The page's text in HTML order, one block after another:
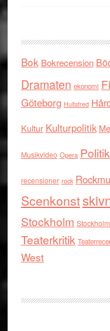
Bok Bokrecension
Dramaten ekonomi
Göteborg Hultsfred
Kultur Kulturpolitik
Musikvideo Opera Politik
recensioner rock
Scenkonst
Stockholm
Teaterkritik
West